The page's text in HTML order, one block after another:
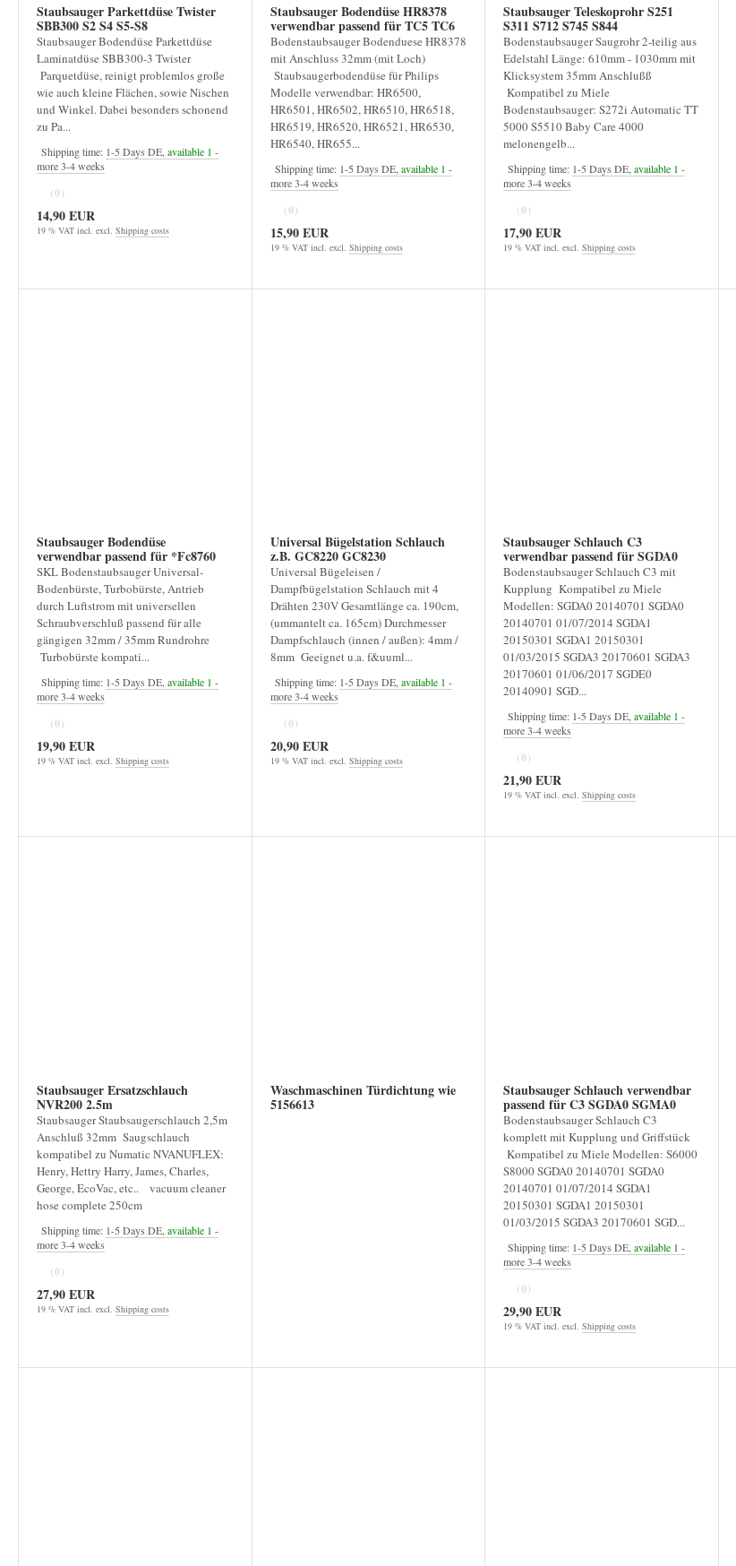
Staubsauger Parkettdüse Twister
SBB300 S2 S4 S5-S8
Staubsauger Bodendüse Parkettdüse
Laminatdüse SBB300-3 Twister
Parquetdüse, reinigt problemlos große
wie auch kleine Flächen, sowie Nischen
und Winkel. Dabei besonders schonend
zu Pa...
Shipping time: 1-5 Days DE, available 1 -
more 3-4 weeks
(0)
14,90 EUR
19 % VAT incl. excl. Shipping costs
Staubsauger Bodendüse HR8378
verwendbar passend für TC5 TC6
ZC7 HR6500
Bodenstaubsauger Bodenduese HR8378
mit Anschluss 32mm (mit Loch)
Staubsaugerbodendüse für Philips
Modelle verwendbar: HR6500,
HR6501, HR6502, HR6510, HR6518,
HR6519, HR6520, HR6521, HR6530,
HR6540, HR655...
Shipping time: 1-5 Days DE, available 1 -
more 3-4 weeks
(0)
15,90 EUR
19 % VAT incl. excl. Shipping costs
Staubsauger Teleskoprohr S251
S311 S712 S745 S844
Bodenstaubsauger Saugrohr 2-teilig aus
Edelstahl Länge: 610mm - 1030mm mit
Klicksystem 35mm Anschlußß
Kompatibel zu Miele
Bodenstaubsauger: S272i Automatic TT
5000 S5510 Baby Care 4000
melonengelb...
Shipping time: 1-5 Days DE,available 1 -
more 3-4 weeks
(0)
17,90 EUR
19 % VAT incl. excl.Shipping costs
Staubsauger Bodendüse
verwendbar passend für *Fc8760
Fc8766 Fc9710-9714
SKL Bodenstaubsauger Universal-
Bodenbürste, Turbobürste, Antrieb
durch Luftstrom mit universellen
Schraubverschluß passend für alle
gängigen 32mm / 35mm Rundrohre
Turbobürste kompati...
Shipping time: 1-5 Days DE,available 1 -
more 3-4 weeks
(0)
19,90 EUR
19 % VAT incl. excl. Shipping costs
Universal Bügelstation Schlauch
z.B. GC8220 GC8230
Universal Bügeleisen /
Dampfbügelstation Schlauch mit 4
Drähten 230V Gesamtlänge ca. 190cm,
(ummantelt ca. 165cm) Durchmesser
Dampfschlauch (innen / außen): 4mm /
8mm Geeignet u.a. f&uuml...
Shipping time: 1-5 Days DE,available 1 -
more 3-4 weeks
(0)
20,90 EUR
19 % VAT incl. excl. Shipping costs
Staubsauger Schlauch C3
verwendbar passend für SGDA0
SGFK2 SGMA0 SGTP3
Bodenstaubsauger Schlauch C3 mit
Kupplung Kompatibel zu Miele
Modellen: SGDA0 20140701 SGDA0
20140701 01/07/2014 SGDA1
20150301 SGDA1 20150301
01/03/2015 SGDA3 20170601 SGDA3
20170601 01/06/2017 SGDE0
20140901 SGD...
Shipping time: 1-5 Days DE,available 1 -
more 3-4 weeks
(0)
21,90 EUR
19 % VAT incl. excl.Shipping costs
Staubsauger Ersatzschlauch
NVR200 2.5m
Staubsauger Staubsaugerschlauch 2,5m
Anschluß 32mm Saugschlauch
kompatibel zu Numatic NVANUFLEX:
Henry, Hettry Harry, James, Charles,
George, EcoVac, etc.. vacuum cleaner
hose complete 250cm
Shipping time: 1-5 Days DE, available 1 -
more 3-4 weeks
(0)
27,90 EUR
19 % VAT incl. excl. Shipping costs
Waschmaschinen Türdichtung wie
5156613
Staubsauger Schlauch verwendbar
passend für C3 SGDA0 SGMA0
SGSE1 SGSP4
Bodenstaubsauger Schlauch C3
komplett mit Kupplung und Griffstück
Kompatibel zu Miele Modellen: S6000
S8000 SGDA0 20140701 SGDA0
20140701 01/07/2014 SGDA1
20150301 SGDA1 20150301
01/03/2015 SGDA3 20170601 SGD...
Shipping time: 1-5 Days DE,available 1 -
more 3-4 weeks
(0)
29,90 EUR
19 % VAT incl. excl.Shipping costs